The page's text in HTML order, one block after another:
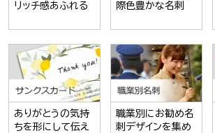
リッチ感あふれる
際色豊かな名刺
ありがとうの気持
ちを形にして伝え
職業別にお勧め名
刺デザインを集め